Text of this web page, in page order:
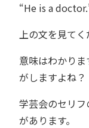
“He is a
上の文を見てく
意味はわかり
がしますよね？
学芸会のセリ
があります。